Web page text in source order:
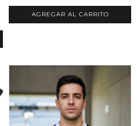
AGREGAR AL CARRITO